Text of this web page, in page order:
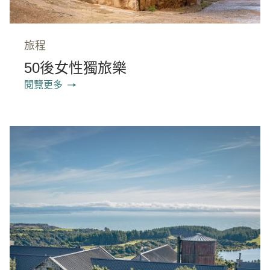
旅程
50後女性獨旅樂
閱覽更多